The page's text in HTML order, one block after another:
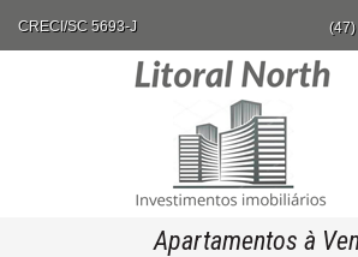
CRECI/SC 5693-J
Apartamentos à